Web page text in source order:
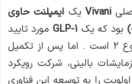
Vivani یک ایمپلنت حاوی
بود که یک GLP-1 مورد تایید
برای درمان دیابت نوع ۲ است . اما پس از تکمیل
فاز ۱ آزمایشات بالینی، شرکت رویکرد
را به توسعه این فناوری